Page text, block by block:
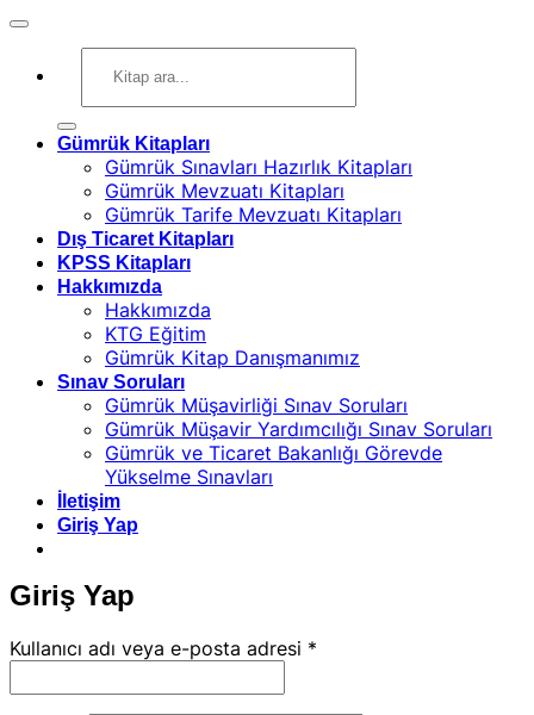
Gümrük Kitapları
Gümrük Sınavları Hazırlık Kitapları
Gümrük Mevzuatı Kitapları
Gümrük Tarife Mevzuatı Kitapları
Dış Ticaret Kitapları
KPSS Kitapları
Hakkımızda
Hakkımızda
KTG Eğitim
Gümrük Kitap Danışmanımız
Sınav Soruları
Gümrük Müşavirliği Sınav Soruları
Gümrük Müşavir Yardımcılığı Sınav Soruları
Gümrük ve Ticaret Bakanlığı Görevde
Yükselme Sınavları
İletişim
Giriş Yap
Giriş Yap
Kullanıcı adı veya e-posta adresi *